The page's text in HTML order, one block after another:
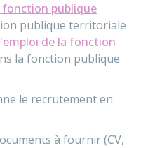
fonction publique
publique territoriale
de la fonction
la fonction publique
le recrutement en
à fournir (CV,